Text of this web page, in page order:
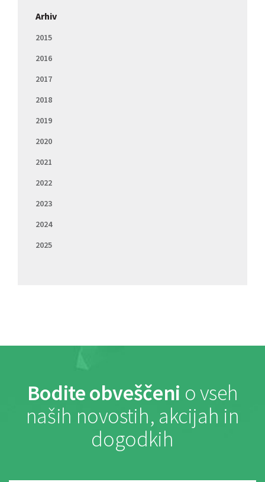
Arhiv
2015
2016
2017
2018
2019
2020
2021
2022
2023
2024
2025
Bodite obveščeni o vseh
naših novostih, akcijah in
dogodkih